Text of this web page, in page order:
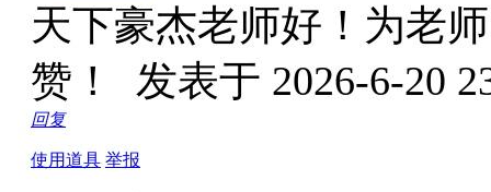
天下豪杰老师好！为老
赞！ 发表于 2026-6-20
回复
使用道具 举报